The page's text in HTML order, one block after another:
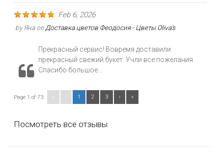
Feb 6, 2026
byЯнаon Доставка цветов Феодосия - Цветы Oliva's
Прекрасный сервис! Вовремя доставили
прекрасный свежий букет. Учли все пожелания.
Спасибо большое...
Page 1 of 73: 1 2 3 › »
Посмотреть все отзывы